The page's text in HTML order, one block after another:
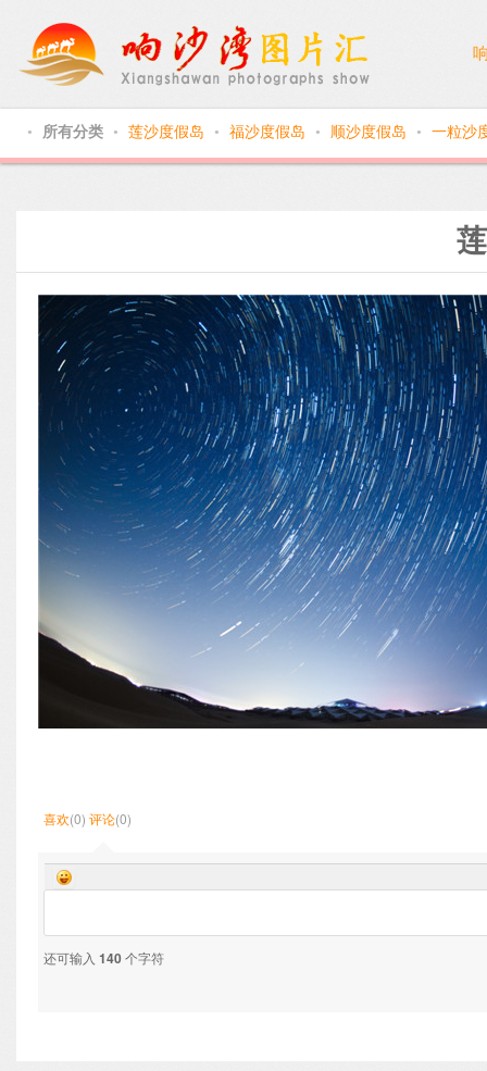
● 所有分类 ● 莲沙度假岛 ● 福沙度假岛 ● 顺沙度假岛 ● 一粒沙
喜欢(0) 评论(0)
还可输入 140个字符